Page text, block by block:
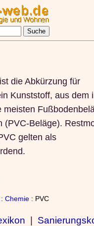
ist die Abkürzung für
Kunststoff, aus dem
meisten
(PVC-Beläge).
gelten als
Chemie: PVC
|